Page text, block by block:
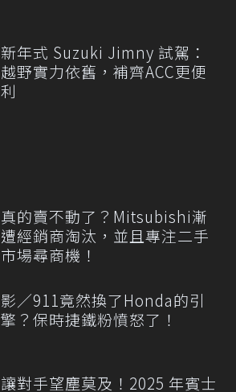
新年式 Suzuki Jimny 試駕：
越野實力依舊，補齊ACC更便
利
真的賣不動了？Mitsubishi漸
遭經銷商淘汰，並且專注二手
市場尋商機！
影／911竟然換了Honda的引
擎？保時捷鐵粉憤怒了！
讓對手望塵莫及！2025 年賓士